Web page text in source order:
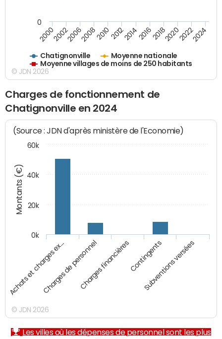
Chatignonville
Moyenne nationale
Moyenne villages de moins de 250 habitants
200020022006200820102012201420162018202020222024
0
© JDN 2026
Charges de fonctionnement de
Chatignonville en 2024
Montants (€)
(Source : JDN d'après ministère de l'Economie)
Achats et charges ex…Charges de personnelCharges financièresContingents
Subventions versées
0k
20k
40k
60k
© JDN 2026
Les villes où les dépenses de personnel sont les plus